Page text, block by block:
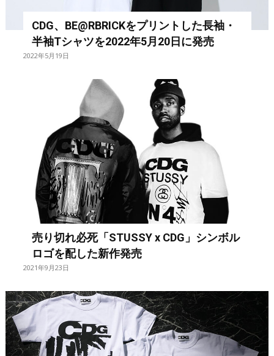
CDG、BE@RBRICKをプリントした長袖・
半袖Tシャツを2022年5月20日に発売
2022年5月19日
売り切れ必死「STUSSY x CDG」シンボル
ロゴを配した新作発売
2021年9月23日